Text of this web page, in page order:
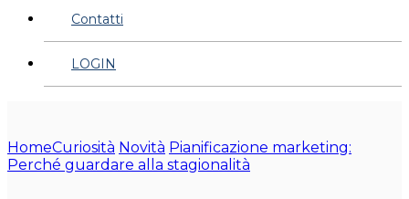
Contatti
LOGIN
HomeCuriosità Novità Pianificazione marketing:
Perché guardare alla stagionalità